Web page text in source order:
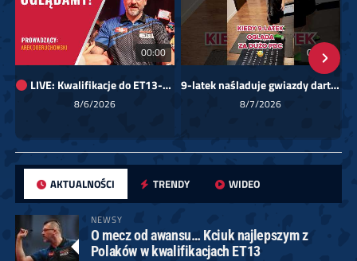
00:00
LIVE: Kwalifikacje do ET13-14 dla Europy Wschodniej
8/6/2026
01:08
9-latek naśladuje gwiazdy darta!
8/7/2026
AKTUALNOŚCI TRENDY WIDEO
NEWSY
O mecz od awansu… Kciuk najlepszym z
Polaków w kwalifikacjach ET13